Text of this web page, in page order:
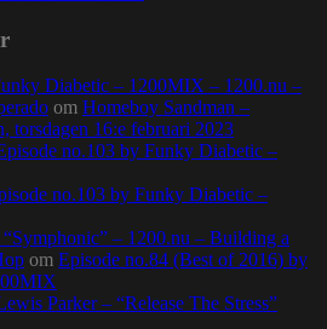
Diabetic – 1200MIX – 1200.nu –
om Homeboy Sandman –
torsdagen 16:e februari 2023
no.103 by Funky Diabetic –
no.103 by Funky Diabetic –
– 1200.nu – Building a
om Episode no.84 (Best of 2016) by
Parker – “Release The Stress”